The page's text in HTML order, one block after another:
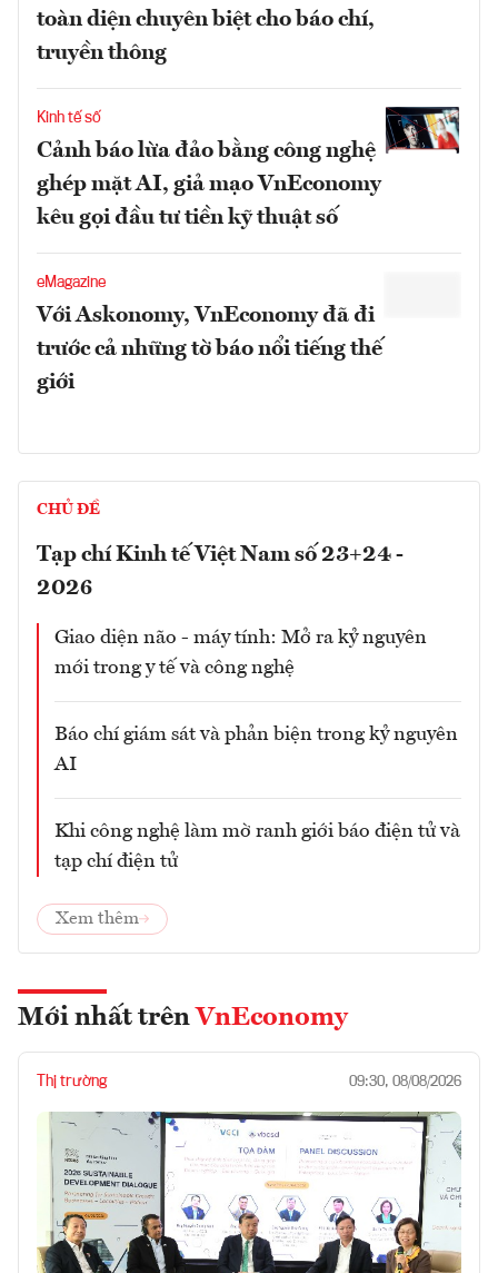
toàn diện chuyên biệt cho báo chí,
truyền thông
Kinh tế số
Cảnh báo lừa đảo bằng công nghệ
ghép mặt AI, giả mạo VnEconomy
kêu gọi đầu tư tiền kỹ thuật số
eMagazine
Với Askonomy, VnEconomy đã đi
trước cả những tờ báo nổi tiếng thế
giới
CHỦ ĐỀ
Tạp chí Kinh tế Việt Nam số 23+24 -
2026
Giao diện não - máy tính: Mở ra kỷ nguyên
mới trong y tế và công nghệ
Báo chí giám sát và phản biện trong kỷ nguyên
AI
Khi công nghệ làm mờ ranh giới báo điện tử và
tạp chí điện tử
Xem thêm
Mới nhất trên VnEconomy
Thị trường 09:30, 08/08/2026